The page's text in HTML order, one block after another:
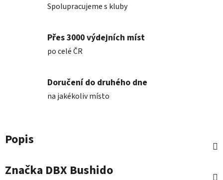
Spolupracujeme s kluby
Přes 3000 výdejních míst
po celé ČR
Doručení do druhého dne
na jakékoliv místo
Popis
Značka DBX Bushido